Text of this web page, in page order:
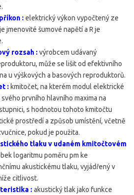
: elektrický výkon vypočtený ze
jmenovité šumové napětí a R je
rozsah : výrobcem udávaný
může se lišit od efektivního
u výškových a basových reproduktorů.
: kmitočet, na kterém modul elektrické
prvního hlavního maxima na
s hodnotou tohoto kmitočtu
prostředí a způsob umístění, včetně
pokud je použita.
tlaku v udaném kmitočtovém
logaritmu poměru pm ke
akustickému tlaku, vyjádřený v
citlivost.
: akustický tlak jako funkce